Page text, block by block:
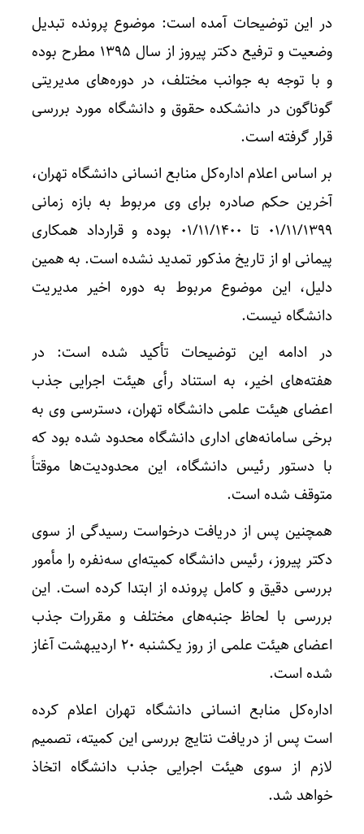
در این توضیحات آمده است: موضوع پرونده تبدیل
وضعیت و ترفیع دکتر پیروز از سال ۱۳۹۵ مطرح بوده
و با توجه به جوانب مختلف، در دوره‌های مدیریتی
گوناگون در دانشکده حقوق و دانشگاه مورد بررسی
قرار گرفته است.
بر اساس اعلام اداره‌کل منابع انسانی دانشگاه تهران،
آخرین حکم صادره برای وی مربوط به بازه زمانی
۰۱/‌۱۱/‌۱۳۹۹ تا ۰۱/‌۱۱/‌۱۴۰۰ بوده و قرارداد همکاری
پیمانی او از تاریخ مذکور تمدید نشده است. به همین
دلیل، این موضوع مربوط به دوره اخیر مدیریت
دانشگاه نیست.
در ادامه این توضیحات تأکید شده است: در
هفته‌های اخیر، به استناد رأی هیئت اجرایی جذب
اعضای هیئت علمی دانشگاه تهران، دسترسی وی به
برخی سامانه‌های اداری دانشگاه محدود شده بود که
با دستور رئیس دانشگاه، این محدودیت‌ها موقتاً
متوقف شده است.
همچنین پس از دریافت درخواست رسیدگی از سوی
دکتر پیروز، رئیس دانشگاه کمیته‌ای سه‌نفره را مأمور
بررسی دقیق و کامل پرونده از ابتدا کرده است. این
بررسی با لحاظ جنبه‌های مختلف و مقررات جذب
اعضای هیئت علمی از روز یکشنبه ۲۰ اردیبهشت آغاز
شده است.
اداره‌کل منابع انسانی دانشگاه تهران اعلام کرده
است پس از دریافت نتایج بررسی این کمیته، تصمیم
لازم از سوی هیئت اجرایی جذب دانشگاه اتخاذ
خواهد شد.